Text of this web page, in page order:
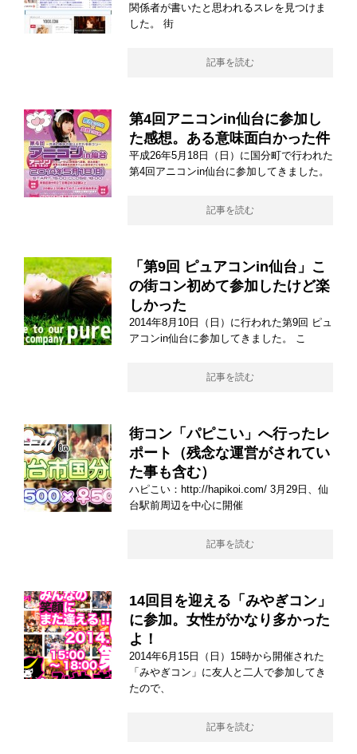
関係者が書いたと思われるスレを見つけま
した。 街
記事を読む
第4回アニコンin仙台に参加し
た感想。ある意味面白かった件
平成26年5月18日（日）に国分町で行われた
第4回アニコンin仙台に参加してきました。
記事を読む
「第9回 ピュアコンin仙台」こ
の街コン初めて参加したけど楽
しかった
2014年8月10日（日）に行われた第9回 ピュ
アコンin仙台に参加してきました。 こ
記事を読む
街コン「パピこい」へ行ったレ
ポート（残念な運営がされてい
た事も含む）
ハピこい：http://hapikoi.com/ 3月29日、仙
台駅前周辺を中心に開催
記事を読む
14回目を迎える「みやぎコン」
に参加。女性がかなり多かった
よ！
2014年6月15日（日）15時から開催された
「みやぎコン」に友人と二人で参加してき
たので、
記事を読む